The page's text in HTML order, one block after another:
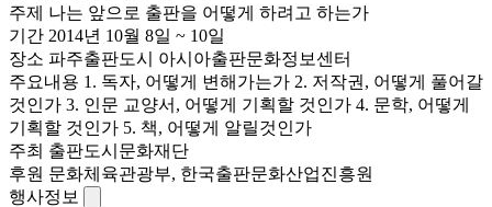
주제 나는 앞으로 출판을 어떻게 하려고 하는가
기간 2014년 10월 8일 ~ 10일
장소 파주출판도시 아시아출판문화정보센터
주요내용 1. 독자, 어떻게 변해가는가 2. 저작권, 어떻게 풀어갈
것인가 3. 인문 교양서, 어떻게 기획할 것인가 4. 문학, 어떻게
기획할 것인가 5. 책, 어떻게 알릴것인가
주최 출판도시문화재단
후원 문화체육관광부, 한국출판문화산업진흥원
행사정보